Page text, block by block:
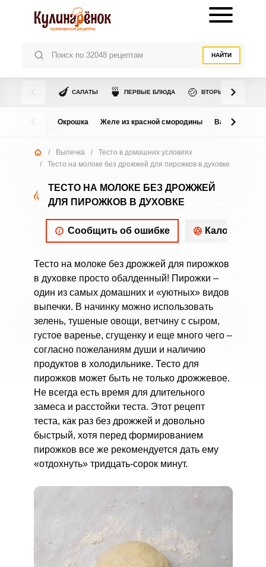
НАЙТИ
🍆 САЛАТЫ 🍵 ПЕРВЫЕ БЛЮДА 🍲 ВТОРЫЕ БЛЮДА
Окрошка Желе из красной смородины Варенье из
/ Выпечка /
Тесто в домашних условиях
/
Тесто на молоке без дрожжей для пирожков в духовке
ТЕСТО НА МОЛОКЕ БЕЗ ДРОЖЖЕЙ
ДЛЯ ПИРОЖКОВ В ДУХОВКЕ
Сообщить об ошибке
Тесто на молоке без дрожжей для пирожков
в духовке просто обалденный! Пирожки –
один из самых домашних и «уютных» видов
выпечки. В начинку можно использовать
зелень, тушеные овощи, ветчину с сыром,
густое варенье, сгущенку и еще много чего –
согласно пожеланиям души и наличию
продуктов в холодильнике. Тесто для
пирожков может быть не только дрожжевое.
Не всегда есть время для длительного
замеса и расстойки теста. Этот рецепт
теста, как раз без дрожжей и довольно
быстрый, хотя перед формированием
пирожков все же рекомендуется дать ему
«отдохнуть» тридцать-сорок минут.